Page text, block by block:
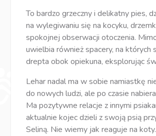
To bardzo grzeczny i delikatny pies,
na wylegiwaniu się na kocyku,
spokojnej obserwacji otoczenia.
uwielbia również spacery, na których
drepta obok opiekuna, eksplorując
Lehar nadal ma w sobie namiastkę
do nowych ludzi, ale po czasie
Ma pozytywne relacje z innymi
aktualnie kojec dzieli z swoją psią
Seliną. Nie wiemy jak reaguje na